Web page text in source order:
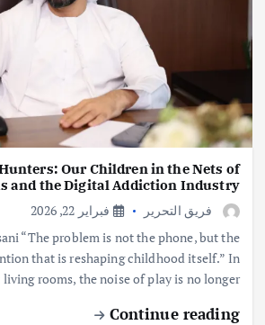
Our Children in the Nets of
and the Digital Addiction Industry
فريق التحرير
فبراير 22, 2026
“The problem is not the phone, but the
that is reshaping childhood itself.” In
rooms, the noise of play is no longer…
Continue reading